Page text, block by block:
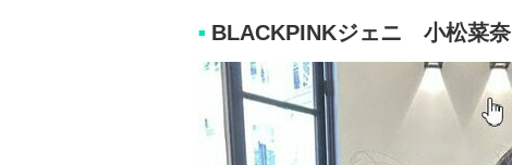
■ BLACKPINKジェニ 小松菜奈